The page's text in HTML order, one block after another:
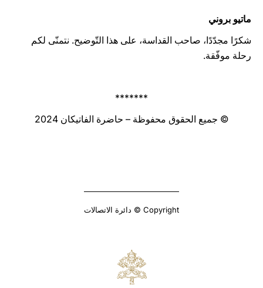
ماتيو بروني
شكرًا مجدّدًا، صاحب القداسة، على هذا التّوضيح. نتمنّى لكم
رحلة موفّقة.
*******
© جميع الحقوق محفوظة – حاضرة الفاتيكان 2024
Copyright © دائرة الاتصالات